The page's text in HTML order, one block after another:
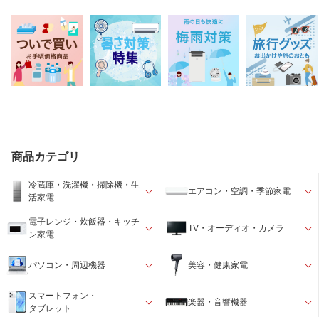
商品カテゴリ
冷蔵庫・洗濯機・掃除機・生
活家電
エアコン・空調・季節家電
電子レンジ・炊飯器・キッチ
ン家電
TV・オーディオ・カメラ
パソコン・周辺機器 美容・健康家電
スマートフォン・
タブレット
楽器・音響機器